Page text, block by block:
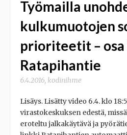
Työmailla
kulkumuotojen
prioriteetit – osa
Ratapihantie
6.4.2016, kodinihme
Lisäys. Lisätty video 6.4. klo
virastokeskuksen edestä,
eroteltu jalkakäytävä ja